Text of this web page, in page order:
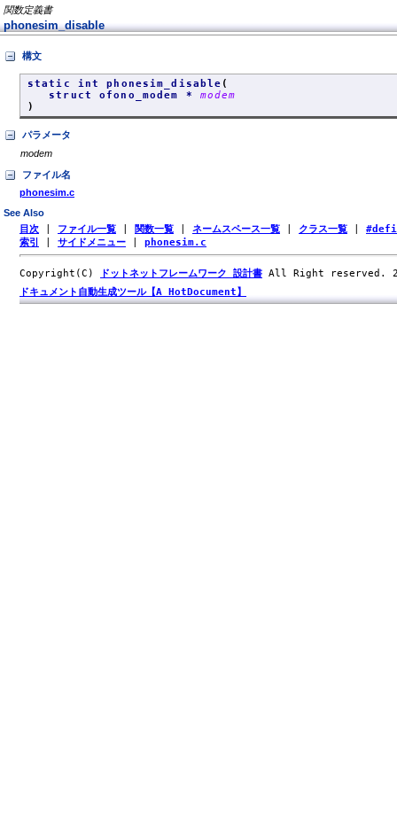
関数定義書
phonesim_disable
構文
static int phonesim_disable (
struct ofono_modem * modem
)
パラメータ
modem
ファイル名
phonesim.c
See Also
目次 ファイル一覧 関数一覧 ネームスペース一覧 クラス一覧
索引
サイドメニュー phonesim.c
Copyright(C) ドットネットフレームワーク 設計書 All Right reserved.
ドキュメント自動生成ツール【A HotDocument】